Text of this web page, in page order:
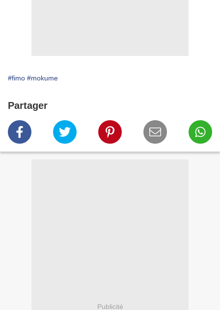
#fimo #mokume
Partager
Publicité